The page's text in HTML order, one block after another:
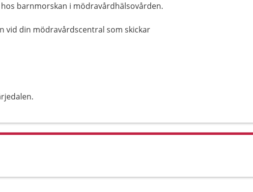
barnmorskan i mödravårdhälsovården.
vid din mödravårdscentral som skickar